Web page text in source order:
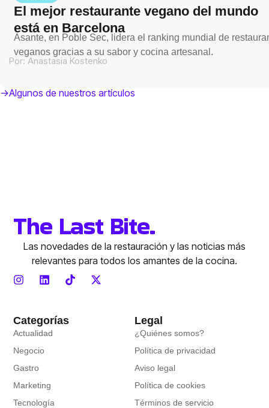
El mejor restaurante vegano del mundo
está en Barcelona
Asante, en Poble Sec, lidera el ranking mundial de
veganos gracias a su sabor y cocina artesanal.
Por:Anastasia Kostenko
->Algunos de nuestros artículos
The Last Bite.
Las novedades de la restauración y las noticias más
relevantes para todos los amantes de la cocina.
Categorías
Actualidad
Negocio
Gastro
Marketing
Tecnología
Legal
¿Quiénes somos?
Política de privacidad
Aviso legal
Política de cookies
Términos de servicio